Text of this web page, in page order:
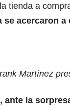
tienda a
se acercaron a
Martínez
ante la